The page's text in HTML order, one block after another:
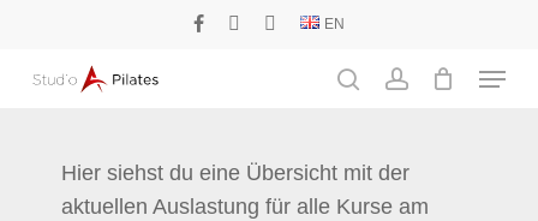
main
EN
Menu
Hier siehst du eine Übersicht mit der
aktuellen Auslastung für alle Kurse am